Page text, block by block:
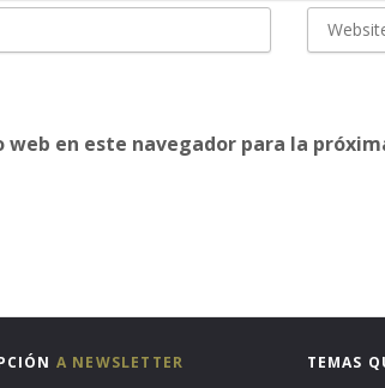
en este navegador para la
A NEWSLETTER TEMAS